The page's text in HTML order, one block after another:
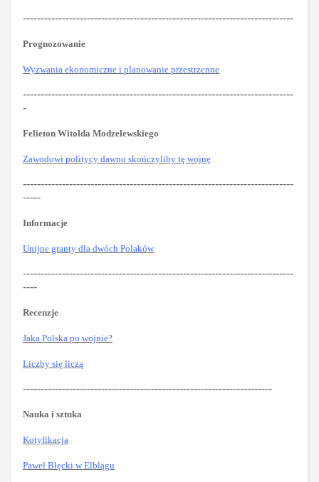
----------------------------------------------------------------------------
Prognozowanie
Wyzwania ekonomiczne i planowanie przestrzenne
----------------------------------------------------------------------------
-
Felieton Witolda Modzelewskiego
Zawodowi politycy dawno skończyliby tę wojnę
----------------------------------------------------------------------------
-----
Informacje
Unijne granty dla dwóch Polaków
----------------------------------------------------------------------------
----
Recenzje
Jaka Polska po wojnie?
Liczby się liczą
----------------------------------------------------------------------
Nauka i sztuka
Kotyfikacja
Paweł Błęcki w Elblągu